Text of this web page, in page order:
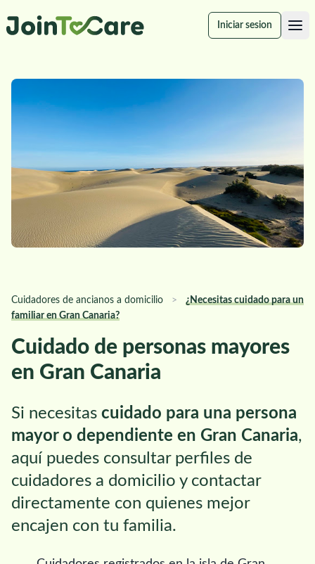
Iniciar sesion
Cuidadores de ancianos a domicilio >
¿Necesitas cuidado para un
familiar en Gran Canaria?
Cuidado de personas mayores
en Gran Canaria
Si necesitas cuidado para una persona
mayor o dependiente en Gran Canaria,
aquí puedes consultar perfiles de
cuidadores a domicilio y contactar
directamente con quienes mejor
encajen con tu familia.